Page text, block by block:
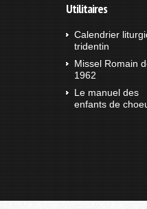
Utilitaires
Calendrier
tridentin
Missel Romain
1962
Le manuel des
enfants de